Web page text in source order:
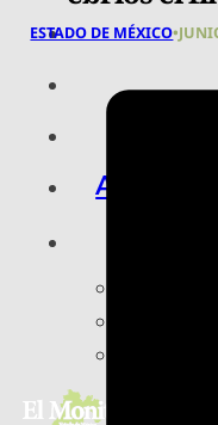
ARTE,
ESTADO DE MÉXICO•